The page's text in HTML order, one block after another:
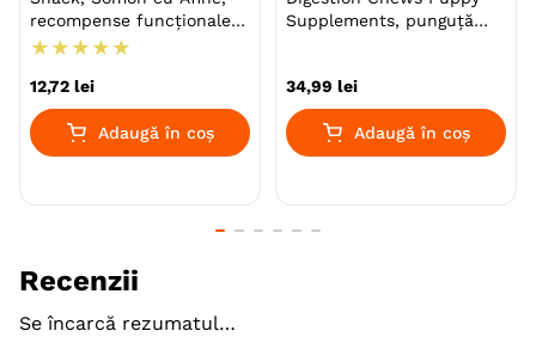
recompense funcționale
fără cereale câini, suport
★ ★ ★ ★ ★
12,72 lei
Adaugă în coș
Supplements, punguță
imunitar, sistem digestiv,
100g
34,99 lei
Adaugă în coș
Recenzii
Se încarcă rezumatul…